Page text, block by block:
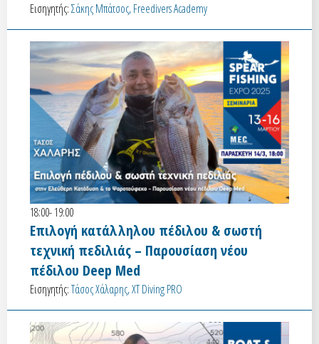
Εισηγητής:Σάκης Μπάτσος, Freedivers Academy
18:00- 19:00
Επιλογή κατάλληλου πέδιλου & σωστή
τεχνική πεδιλιάς – Παρουσίαση νέου
πέδιλου Deep Med
Εισηγητής:Τάσος Χάλαρης, XT Diving PRO